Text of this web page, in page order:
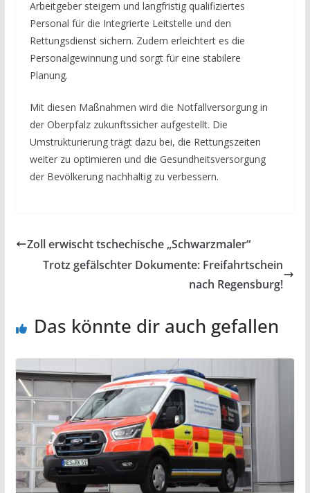
Arbeitgeber steigern und langfristig qualifiziertes
Personal für die Integrierte Leitstelle und den
Rettungsdienst sichern. Zudem erleichtert es die
Personalgewinnung und sorgt für eine stabilere
Planung.
Mit diesen Maßnahmen wird die Notfallversorgung in
der Oberpfalz zukunftssicher aufgestellt. Die
Umstrukturierung trägt dazu bei, die Rettungszeiten
weiter zu optimieren und die Gesundheitsversorgung
der Bevölkerung nachhaltig zu verbessern.
Zoll erwischt tschechische „Schwarzmaler“
Trotz gefälschter Dokumente: Freifahrtschein
nach Regensburg!
Das könnte dir auch gefallen